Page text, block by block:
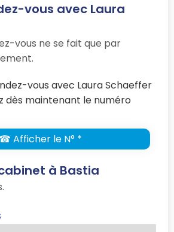
vous avec Laura
vous ne se fait que par
vous avec Laura Schaeffer
dès maintenant le numéro
☎ Afficher le N° *
à Bastia